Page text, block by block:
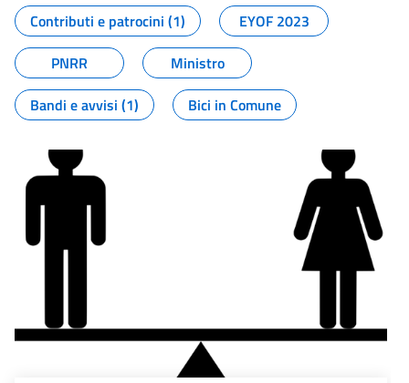
Contributi e patrocini (1)
EYOF 2023
PNRR
Ministro
Bandi e avvisi (1)
Bici in Comune